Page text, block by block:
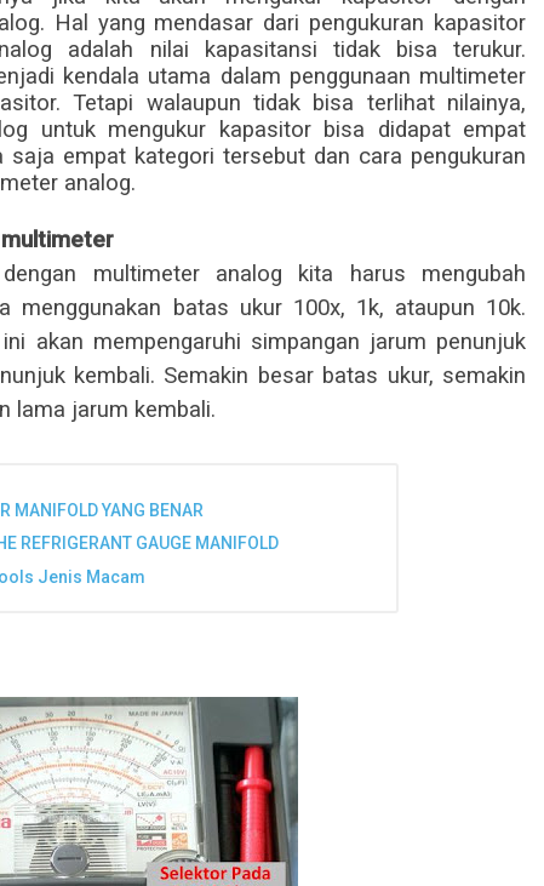
Hal yang mendasar dari pengukuran kapasitor
adalah nilai kapasitansi tidak bisa terukur.
kendala utama dalam penggunaan multimeter
Tetapi walaupun tidak bisa terlihat nilainya,
untuk mengukur kapasitor bisa didapat empat
empat kategori tersebut dan cara pengukuran
analog.
multimeter analog kita harus mengubah
menggunakan batas ukur 100x, 1k, ataupun 10k.
akan mempengaruhi simpangan jarum penunjuk
kembali. Semakin besar batas ukur, semakin
lama jarum kembali.
MANIFOLD YANG BENAR
REFRIGERANT GAUGE MANIFOLD
Jenis Macam